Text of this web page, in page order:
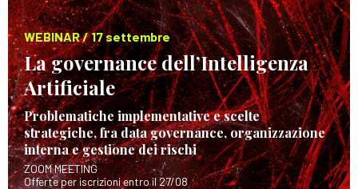
WEBINAR / 17 settembre
La governance dell’Intelligenza
Artificiale
Problematiche implementative e scelte
strategiche, fra data governance, organizzazione
interna e gestione dei rischi
ZOOM MEETING
Offerte per iscrizioni entro il 27/08